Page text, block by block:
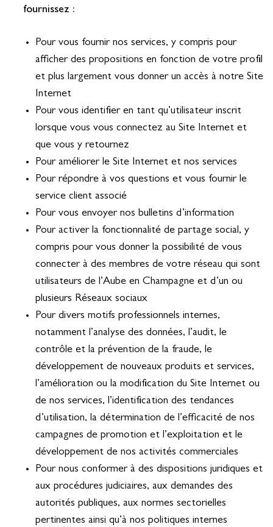
fournissez :
Pour vous fournir nos services, y compris pour
afficher des propositions en fonction de votre profil
et plus largement vous donner un accès à notre Site
Internet
Pour vous identifier en tant qu’utilisateur inscrit
lorsque vous vous connectez au Site Internet et
que vous y retournez
Pour améliorer le Site Internet et nos services
Pour répondre à vos questions et vous fournir le
service client associé
Pour vous envoyer nos bulletins d’information
Pour activer la fonctionnalité de partage social, y
compris pour vous donner la possibilité de vous
connecter à des membres de votre réseau qui sont
utilisateurs de l’Aube en Champagne et d’un ou
plusieurs Réseaux sociaux
Pour divers motifs professionnels internes,
notamment l’analyse des données, l’audit, le
contrôle et la prévention de la fraude, le
développement de nouveaux produits et services,
l’amélioration ou la modification du Site Internet ou
de nos services, l’identification des tendances
d’utilisation, la détermination de l’efficacité de nos
campagnes de promotion et l’exploitation et le
développement de nos activités commerciales
Pour nous conformer à des dispositions juridiques et
aux procédures judiciaires, aux demandes des
autorités publiques, aux normes sectorielles
pertinentes ainsi qu’à nos politiques internes